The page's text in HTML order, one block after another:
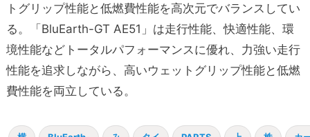
トグリップ性能と低燃費性能を高次元でバランスしてい
る。「BluEarth-GT AE51」は走行性能、快適性能、環
境性能などトータルパフォーマンスに優れ、力強い走行
性能を追求しながら、高いウェットグリップ性能と低燃
費性能を両立している。